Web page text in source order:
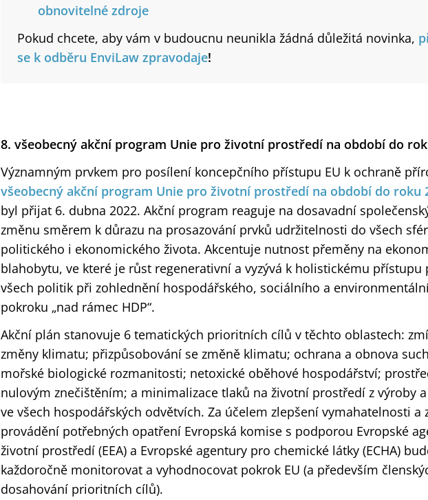
obnovitelné zdroje
Pokud chcete, aby vám v budoucnu neunikla žádná důležitá novinka,
se k odběru EnviLaw zpravodaje!
8. všeobecný akční program Unie pro životní prostředí na období do
Významným prvkem pro posílení koncepčního přístupu EU k ochraně
všeobecný akční program Unie pro životní prostředí na období do roku
byl přijat 6. dubna 2022. Akční program reaguje na dosavadní
změnu směrem k důrazu na prosazování prvků udržitelnosti do všech sfér
politického i ekonomického života. Akcentuje nutnost přeměny na
blahobytu, ve které je růst regenerativní a vyzývá k holistickému přístupu
všech politik při zohlednění hospodářského, sociálního a
pokroku „nad rámec HDP“.
Akční plán stanovuje 6 tematických prioritních cílů v těchto oblastech:
změny klimatu; přizpůsobování se změně klimatu; ochrana a obnova
mořské biologické rozmanitosti; netoxické oběhové hospodářství;
nulovým znečištěním; a minimalizace tlaků na životní prostředí z výroby
ve všech hospodářských odvětvích. Za účelem zlepšení vymahatelnosti a
provádění potřebných opatření Evropská komise s podporou Evropské
životní prostředí (EEA) a Evropské agentury pro chemické látky (ECHA)
každoročně monitorovat a vyhodnocovat pokrok EU (a především
dosahování prioritních cílů).